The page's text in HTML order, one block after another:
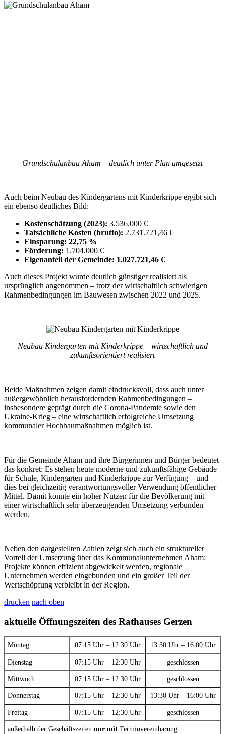
Grundschulanbau Aham – deutlich unter Plan umgesetzt
Auch beim Neubau des Kindergartens mit Kinderkrippe ergibt sich
ein ebenso deutliches Bild:
Kostenschätzung (2023): 3.536.000 €
Tatsächliche Kosten (brutto): 2.731.721,46 €
Einsparung: 22,75 %
Förderung: 1.704.000 €
Eigenanteil der Gemeinde: 1.027.721,46 €
Auch dieses Projekt wurde deutlich günstiger realisiert als
ursprünglich angenommen – trotz der wirtschaftlich schwierigen
Rahmenbedingungen im Bauwesen zwischen 2022 und 2025.
Neubau Kindergarten mit Kinderkrippe – wirtschaftlich und
zukunftsorientiert realisiert
Beide Maßnahmen zeigen damit eindrucksvoll, dass auch unter
außergewöhnlich herausfordernden Rahmenbedingungen –
insbesondere geprägt durch die Corona-Pandemie sowie den
Ukraine-Krieg – eine wirtschaftlich erfolgreiche Umsetzung
kommunaler Hochbaumaßnahmen möglich ist.
Für die Gemeinde Aham und ihre Bürgerinnen und Bürger bedeutet
das konkret: Es stehen heute moderne und zukunftsfähige Gebäude
für Schule, Kindergarten und Kinderkrippe zur Verfügung – und
dies bei gleichzeitig verantwortungsvoller Verwendung öffentlicher
Mittel. Damit konnte ein hoher Nutzen für die Bevölkerung mit
einer wirtschaftlich sehr überzeugenden Umsetzung verbunden
werden.
Neben den dargestellten Zahlen zeigt sich auch ein struktureller
Vorteil der Umsetzung über das Kommunalunternehmen Aham:
Projekte können effizient abgewickelt werden, regionale
Unternehmen werden eingebunden und ein großer Teil der
Wertschöpfung verbleibt in der Region.
drucken nach oben
aktuelle Öffnungszeiten des Rathauses Gerzen
Montag 07:15 Uhr – 12:30 Uhr 13:30 Uhr – 16:00 Uhr
Dienstag 07:15 Uhr – 12:30 Uhr geschlossen
Mittwoch 07:15 Uhr – 12:30 Uhr geschlossen
Donnerstag 07:15 Uhr – 12:30 Uhr 13:30 Uhr – 16:00 Uhr
Freitag 07:15 Uhr – 12:30 Uhr geschlossen
außerhalb der Geschäftszeiten nur mit Terminvereinbarung